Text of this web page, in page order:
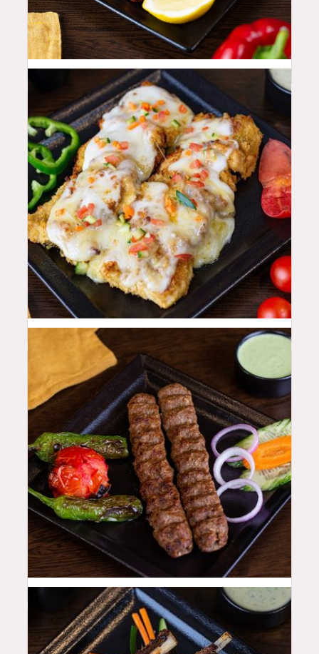
QAR 42
QAR 48
48